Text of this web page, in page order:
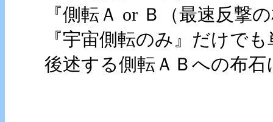
『側転Ａ or Ｂ（最速反撃
『宇宙側転のみ』だけで
後述する側転ＡＢへの布